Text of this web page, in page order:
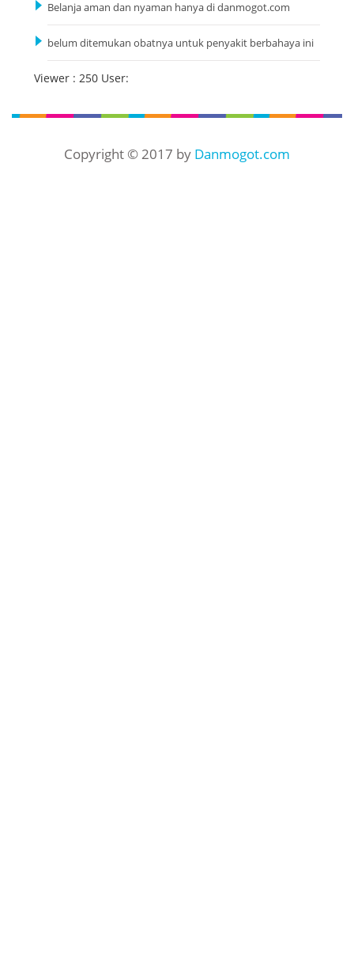
Belanja aman dan nyaman hanya di danmogot.com
belum ditemukan obatnya untuk penyakit berbahaya ini
Viewer : 250 User:
Copyright © 2017 by Danmogot.com